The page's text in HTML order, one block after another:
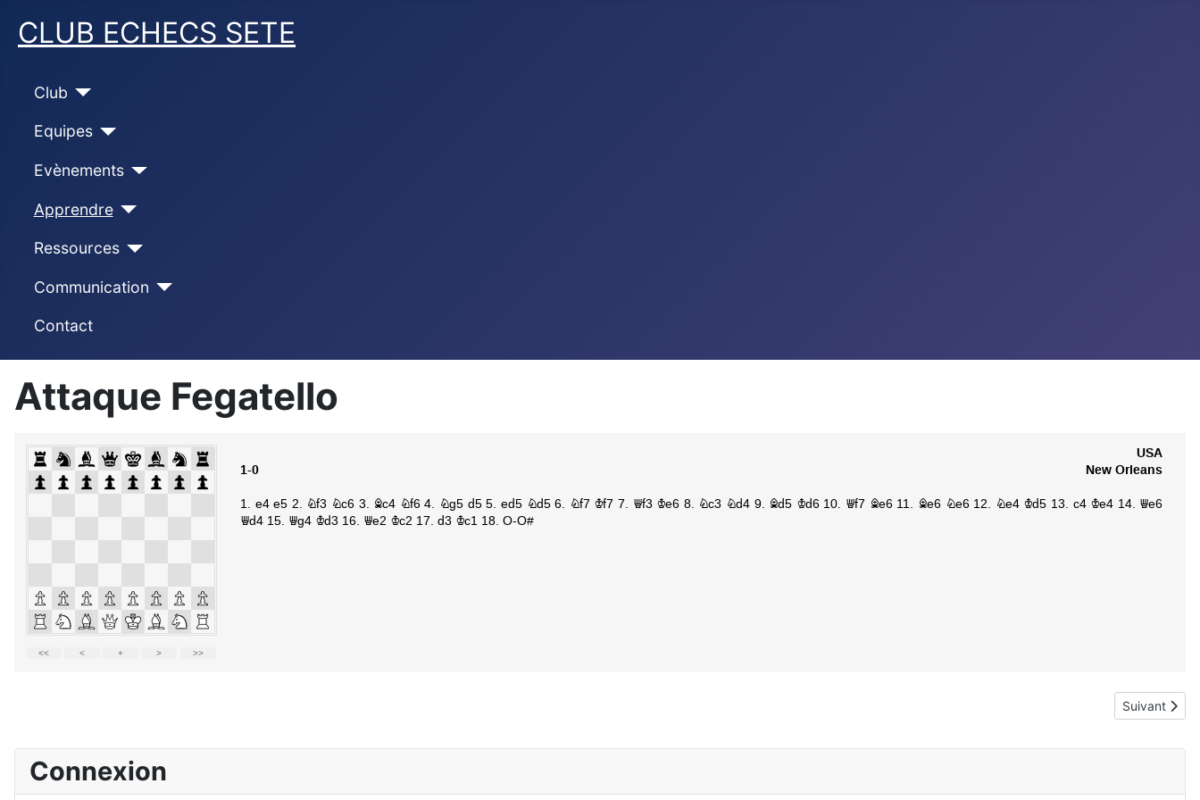
CLUB ECHECS SETE
Club
Equipes
Evènements
Apprendre
Ressources
Communication
Contact
Attaque Fegatello
Article
Suivant
Connexion